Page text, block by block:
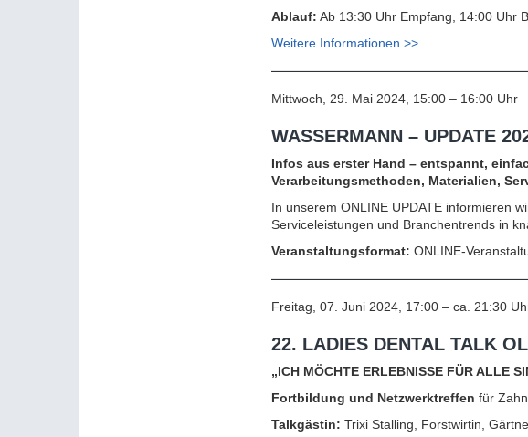
Ablauf: Ab 13:30 Uhr Empfang, 14:00 Uhr
Weitere Informationen >>
Mittwoch, 29. Mai 2024, 15:00 – 16:00 Uhr
WASSERMANN – UPDATE
Infos aus erster Hand – entspannt,
Verarbeitungsmethoden, Materialien,
In unserem ONLINE UPDATE informieren
Serviceleistungen und Branchentrends in
Veranstaltungsformat: ONLINE-
Freitag, 07. Juni 2024, 17:00 – ca. 21:30
22. LADIES DENTAL TALK
„ICH MÖCHTE ERLEBNISSE FÜR ALLE
Fortbildung und Netzwerktreffen für
Talkgästin: Trixi Stalling, Forstwirtin,